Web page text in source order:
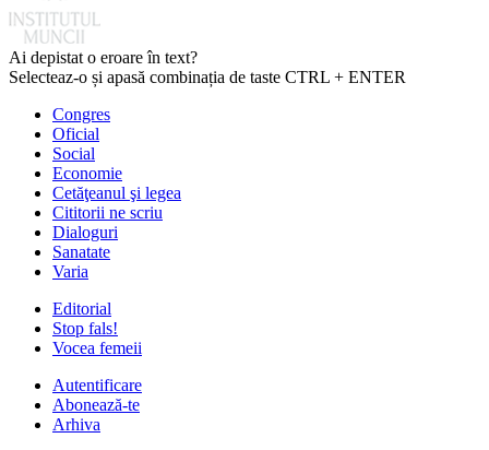
Ai depistat o eroare în text?
Selecteaz-o și apasă combinația de taste CTRL + ENTER
Congres
Oficial
Social
Economie
Cetăţeanul şi legea
Cititorii ne scriu
Dialoguri
Sanatate
Varia
Editorial
Stop fals!
Vocea femeii
Autentificare
Abonează-te
Arhiva